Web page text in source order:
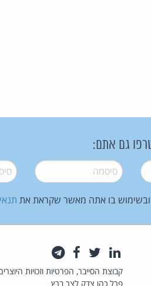
גם אתם:
סיסמה*
בו אתה מאשר שקראת את
לינקדאין
טוויטרפייסבוק
קבוצת הסייבר, הפרטיות וזכויות
פרל כהן צדק לצר ברץ